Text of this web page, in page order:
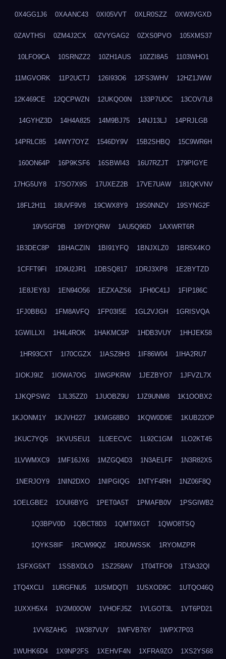
0X4GG1J6 0XAANC43 0XI05VVT 0XLR0SZZ 0XW3VGXD
0ZAVTHSI 0ZM4J2CX 0ZVYGAG2 0ZXS0PVO 105XMS37
10LFO9CA 10SRNZZ2 10ZH1AUS 10ZZI8A5 1103WHO1
11MGVORK 11P2UCTJ 126I93O6 12FS3WHV 12HZ1JWW
12K469CE 12QCPWZN 12UKQO0N 133P7UOC 13COV7L8
14GYHZ3D 14H4A825 14M9BJ75 14NJ13LJ 14PRJLGB
14PRLC85 14WY7OYZ 1546DY9V 15B2SHBQ 15C9WR6H
160ON64P 16P9KSF6 16SBWI43 16U7RZJT 179PIGYE
17HG5UY8 17SO7X9S 17UXEZ2B 17VE7UAW 181QKVNV
18FL2H11 18UVF9V8 19CWX8Y9 19S0NNZV 19SYNG2F
19V5GFDB 19YDYQRW 1AU5Q96D 1AXWRT6R
1B3DEC8P 1BHACZIN 1BI91YFQ 1BNJXLZ0 1BR5X4KO
1CFFT9FI 1D9U2JR1 1DBSQ817 1DRJ3XP8 1E2BYTZD
1E8JEY8J 1EN94O56 1EZXAZS6 1FH0C41J 1FIP186C
1FJ0BB6J 1FM8AVFQ 1FP03I5E 1GL2VJGH 1GRISVQA
1GWILLXI 1H4L4ROK 1HAKMC6P 1HDB3VUY 1HHJEK58
1HR93CXT 1I70CGZX 1IASZ8H3 1IF86W04 1IHA2RU7
1IOKJ9IZ 1IOWA7OG 1IWGPKRW 1JEZBYO7 1JFVZL7X
1JKQPSW2 1JL35ZZ0 1JUOBZ9U 1JZ9UNM8 1K1OOBX2
1KJONM1Y 1KJVH227 1KMG68BO 1KQW0D9E 1KUB22OP
1KUC7YQ5 1KVUSEU1 1L0EECVC 1L92C1GM 1LO2KT45
1LVWMXC9 1MF16JX6 1MZGQ4D3 1N3AELFF 1N3R82X5
1NERJOY9 1NIN2DXO 1NIPGIQG 1NTYF4RH 1NZ06F8Q
1OELGBE2 1OUI6BYG 1PET0A5T 1PMAFB0V 1PSGIWB2
1Q3BPV0D 1QBCT8D3 1QMT9XGT 1QWO8TSQ
1QYKS8IF 1RCW99QZ 1RDUWSSK 1RYOMZPR
1SFXG5XT 1SSBXDLO 1SZ258AV 1T04TFO9 1T3A32QI
1TQ4XCLI 1URGFNU5 1USMDQTI 1USXOD9C 1UTQO46Q
1UXXH5X4 1V2M00OW 1VHOFJ5Z 1VLGOT3L 1VT6PD21
1VV8ZAHG 1W387VUY 1WFVB76Y 1WPX7P03
1WUHK6D4 1X9NP2FS 1XEHVF4N 1XFRA9ZO 1XS2YS68